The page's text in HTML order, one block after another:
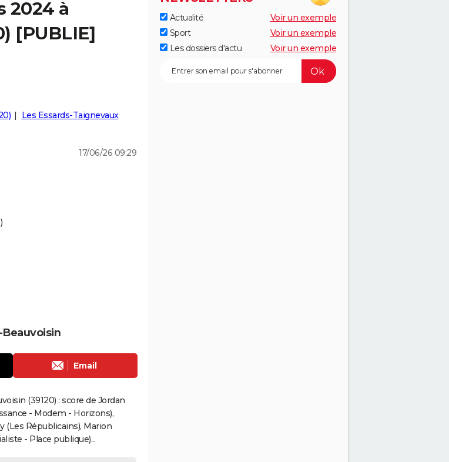
2024 à
[PUBLIE]
Les Essards-Taignevaux
17/06/26 09:29
Email
(39120) : score de Jordan
- Modem - Horizons),
(Les Républicains), Marion
- Place publique)...
Actualité
Voir un exemple
Sport
Voir un exemple
Les dossiers d'actu
Voir un exemple